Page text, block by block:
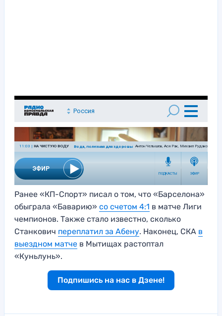
Ранее «КП-Спорт» писал о том, что «Барселона»
обыграла «Баварию» со счетом 4:1 в матче Лиги
чемпионов. Также стало известно, сколько
Станкович переплатил за Абену. Наконец, СКА в
выездном матче в Мытищах растоптал
«Куньлунь».
Подпишись на нас в Дзене!